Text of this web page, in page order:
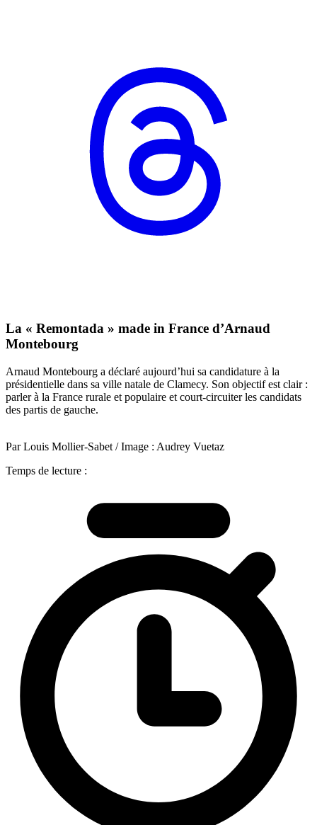
La « Remontada » made in France d’Arnaud
Montebourg
Arnaud Montebourg a déclaré aujourd’hui sa candidature à la
présidentielle dans sa ville natale de Clamecy. Son objectif est clair :
parler à la France rurale et populaire et court-circuiter les candidats
des partis de gauche.
Par Louis Mollier-Sabet / Image : Audrey Vuetaz
Temps de lecture :